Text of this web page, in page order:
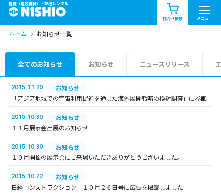
建機（建設機械）・重機レンタル
問合せ依頼 メニュー
商品一覧 お知らせ一覧
問合せ依頼リスト
エリア情報を見る
ホーム お知らせ一覧
全てのお知らせ お知らせ ニュースリリース
2015.11.20
お知らせ
「アジア地域での宇宙利用促進を通じた海外展開戦略の検討調査」に参画
2015.10.30
お知らせ
１１月展示会出展のお知らせ
2015.10.30
お知らせ
１０月開催の展示会にご来場いただきありがとうございました。
2015.10.22
お知らせ
日経コンストラクション １０月２６日号に広告を掲載しました